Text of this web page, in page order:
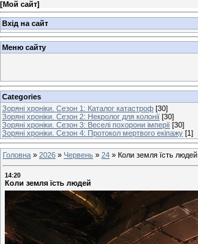
[Мой сайт]
Вхід на сайт
Меню сайту
Categories
Зоряні хроніки. Сезон 1: Каталог катастроф [30]
Зоряні хроніки. Сезон 2: Некролог для колонії [30]
Зоряні хроніки. Сезон 3: Веселі похорони імперії [30]
Зоряні хроніки. Сезон 4: Протокол мертвого екіпажу [1]
Головна » 2026 » Червень » 24 » Коли земля їсть людей
14:20
Коли земля їсть людей